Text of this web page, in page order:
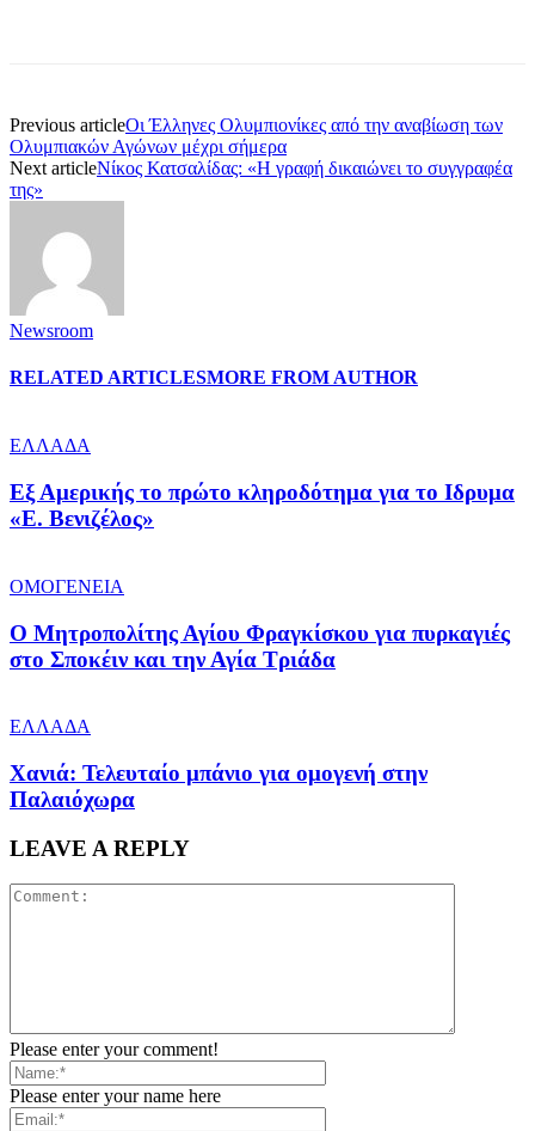
Previous articleΟι Έλληνες Ολυμπιονίκες από την αναβίωση των
Ολυμπιακών Αγώνων μέχρι σήμερα
Next articleΝίκος Κατσαλίδας: «Η γραφή δικαιώνει το συγγραφέα
της»
Newsroom
RELATED ARTICLESMORE FROM AUTHOR
ΕΛΛΑΔΑ
Εξ Αμερικής το πρώτο κληροδότημα για το Ιδρυμα
«Ε. Βενιζέλος»
ΟΜΟΓΕΝΕΙΑ
Ο Μητροπολίτης Αγίου Φραγκίσκου για πυρκαγιές
στο Σποκέιν και την Αγία Τριάδα
ΕΛΛΑΔΑ
Χανιά: Τελευταίο μπάνιο για ομογενή στην
Παλαιόχωρα
LEAVE A REPLY
Please enter your comment!
Please enter your name here